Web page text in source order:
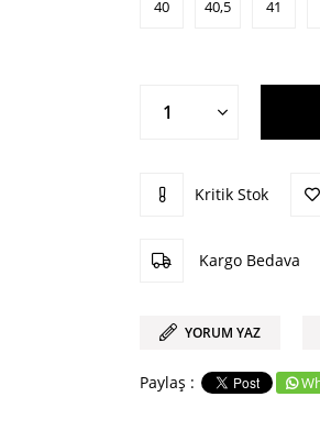
40 40,5 41
Kritik Stok
Kargo Bedava
YORUM YAZ